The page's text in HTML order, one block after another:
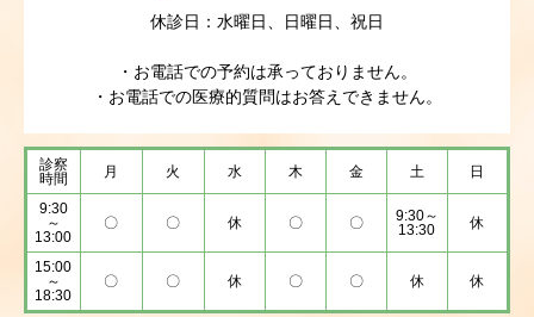
休診日：水曜日、日曜日、祝日
・お電話での予約は承っておりません。
・お電話での医療的質問はお答えできません。
診察
時間
月 火 水 木 金 土 日
9:30
～
13:00
〇 〇 休 〇 〇
9:30～
13:30
休
15:00
～
18:30
〇 〇 休 〇 〇 休 休